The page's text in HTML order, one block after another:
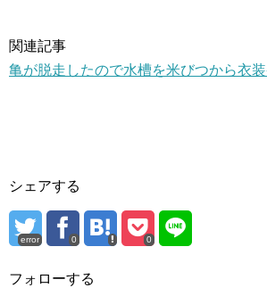
関連記事
亀が脱走したので水槽を米びつから衣
シェアする
error 0 0
フォローする